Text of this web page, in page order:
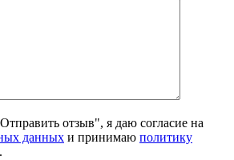
отзыв", я даю согласие на
данных и принимаю политику
.